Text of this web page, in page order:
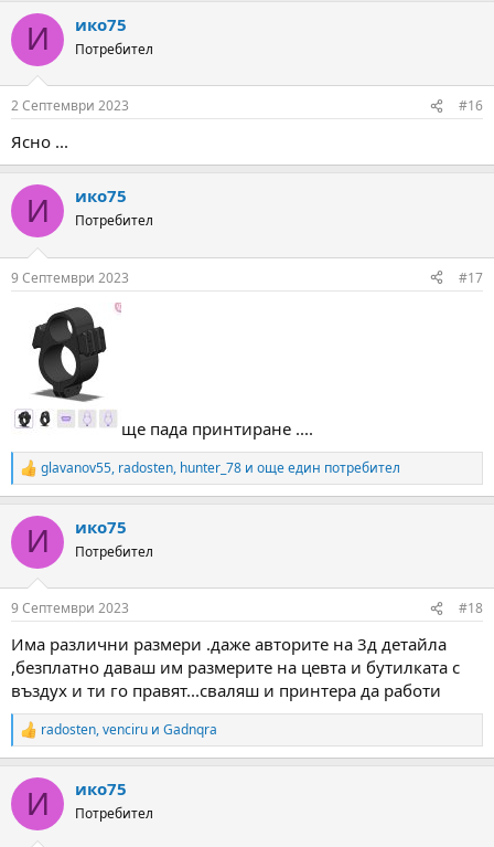
c
i
s
И ико75
Потребител
2 Септември 2023 #16
Ясно ...
И ико75
Потребител
9 Септември 2023 #17
ще пада принтиране ....
R
e
c
i
s
glavanov55, radosten, hunter_78 и още един потребител
И ико75
Потребител
9 Септември 2023 #18
Има различни размери .даже авторите на 3д детайла
,безплатно даваш им размерите на цевта и бутилката с
въздух и ти го правят...сваляш и принтера да работи
R
e
c
i
radosten,venciru и Gadnqra
И ико75
Потребител